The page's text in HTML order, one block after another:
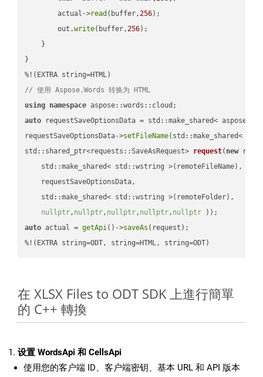
        actual->
read (buffer,256);
        out.
write(buffer,256);
    }
}
// 使用 Aspose.Words 转换为 HTML
using namespace
auto requestSaveOptionsData = std::make_shared<
requestSaveOptionsData->setFileName(std::make_shared<
std::shared_ptr<requests::SaveAsRequest> request( new
    std::make_shared< std::wstring >(remoteFileName),
    requestSaveOptionsData,
    std::make_shared< std::wstring >(remoteFolder),
nullptr, nullptr, nullptr, nullptr, nullptr ))
auto actual = getApi()->saveAs (request);
%!(EXTRA string=ODT, string=HTML, string=ODT)
在 XLSX Files to ODT SDK 上進行簡單
的 C++ 轉換
设置 WordsApi 和 CellsApi
使用您的客户端 ID、客户端密钥、基本 URL 和 API 版本